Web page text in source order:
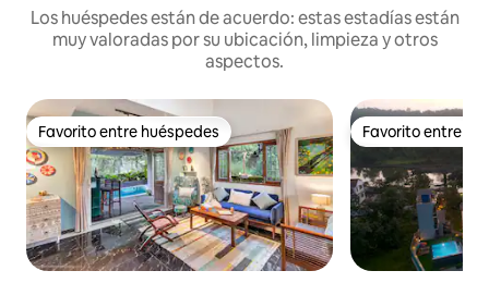
Los huéspedes están de acuerdo: estas estadías están
muy valoradas por su ubicación, limpieza y otros
aspectos.
Favorito entre huéspedes
Favorito entre huéspedes Favorito entre
Favorito entre